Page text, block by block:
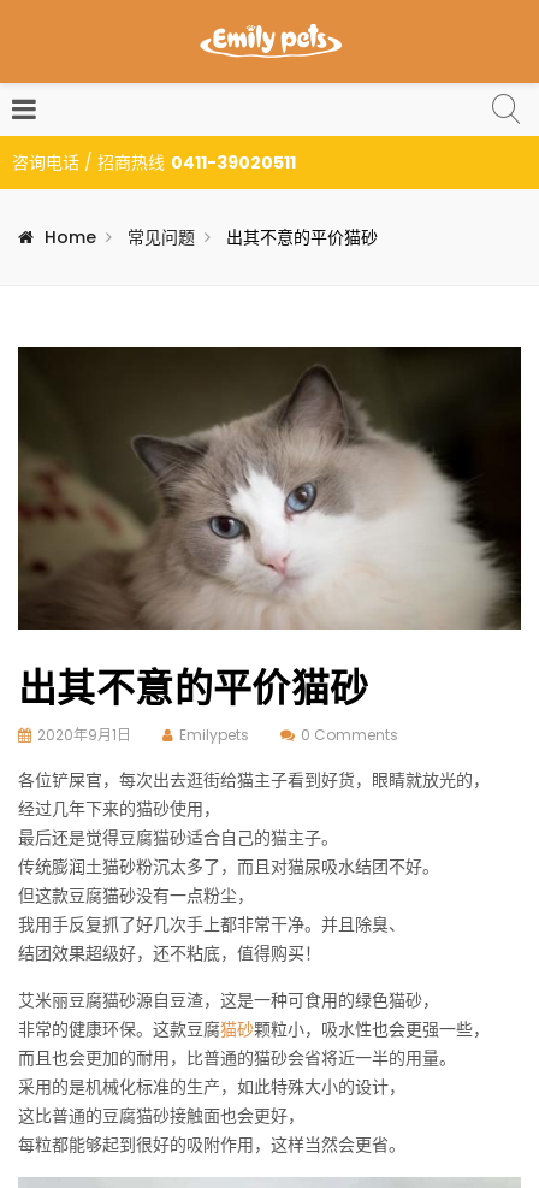
咨询电话 / 招商热线 0411-39020511
Home 常见问题 出其不意的平价猫砂
出其不意的平价猫砂
2020年9月1日 Emilypets 0 Comments
各位铲屎官，每次出去逛街给猫主子看到好货，眼睛就放光的，
经过几年下来的猫砂使用，
最后还是觉得豆腐猫砂适合自己的猫主子。
传统膨润土猫砂粉沉太多了，而且对猫尿吸水结团不好。
但这款豆腐猫砂没有一点粉尘，
我用手反复抓了好几次手上都非常干净。并且除臭、
结团效果超级好，还不粘底，值得购买！
艾米丽豆腐猫砂源自豆渣，这是一种可食用的绿色猫砂，
非常的健康环保。这款豆腐猫砂颗粒小，吸水性也会更强一些，
而且也会更加的耐用，比普通的猫砂会省将近一半的用量。
采用的是机械化标准的生产，如此特殊大小的设计，
这比普通的豆腐猫砂接触面也会更好，
每粒都能够起到很好的吸附作用，这样当然会更省。